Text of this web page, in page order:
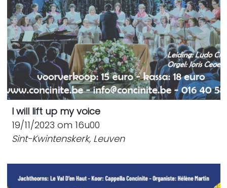
I will lift up my voice
19/11/2023 om 16u00
Sint-Kwintenskerk, Leuven